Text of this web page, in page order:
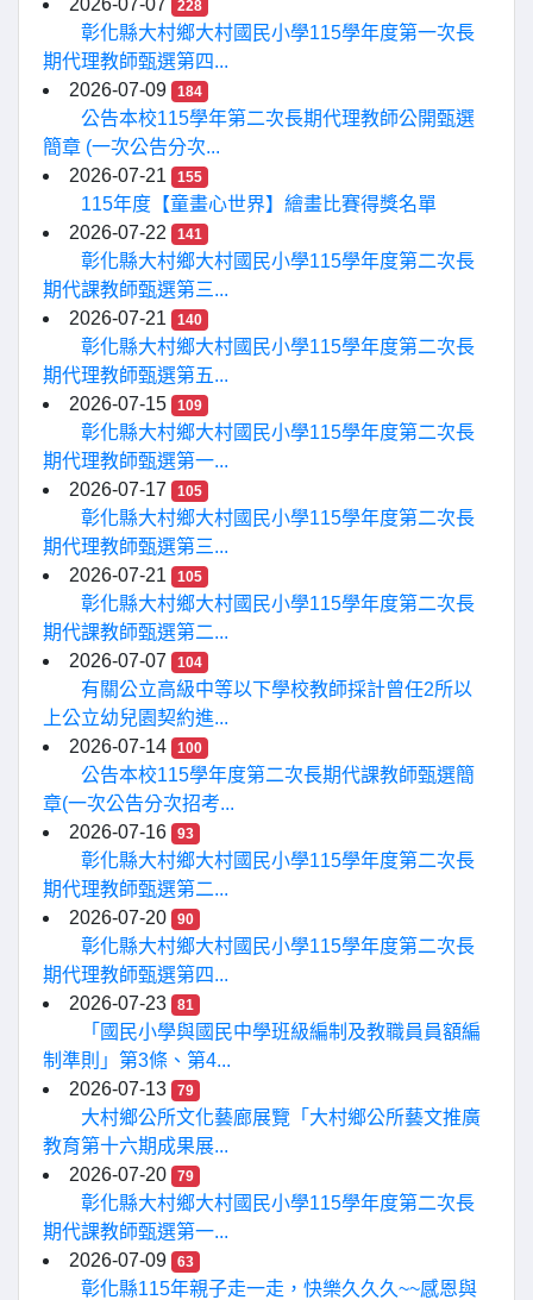
2026-07-07 228
彰化縣大村鄉大村國民小學115學年度第一次長
期代理教師甄選第四...
2026-07-09
184
公告本校115學年第二次長期代理教師公開甄選
簡章 (一次公告分次...
2026-07-21
155
115年度【童畫心世界】繪畫比賽得獎名單
2026-07-22
141
彰化縣大村鄉大村國民小學115學年度第二次長
期代課教師甄選第三...
2026-07-21
140
彰化縣大村鄉大村國民小學115學年度第二次長
期代理教師甄選第五...
2026-07-15
109
彰化縣大村鄉大村國民小學115學年度第二次長
期代理教師甄選第一...
2026-07-17
105
彰化縣大村鄉大村國民小學115學年度第二次長
期代理教師甄選第三...
2026-07-21
105
彰化縣大村鄉大村國民小學115學年度第二次長
期代課教師甄選第二...
2026-07-07
104
有關公立高級中等以下學校教師採計曾任2所以
上公立幼兒園契約進...
2026-07-14
100
公告本校115學年度第二次長期代課教師甄選簡
章(一次公告分次招考...
2026-07-16
93
彰化縣大村鄉大村國民小學115學年度第二次長
期代理教師甄選第二...
2026-07-20
90
彰化縣大村鄉大村國民小學115學年度第二次長
期代理教師甄選第四...
2026-07-23
81
「國民小學與國民中學班級編制及教職員員額編
制準則」第3條、第4...
2026-07-13
79
大村鄉公所文化藝廊展覽「大村鄉公所藝文推廣
教育第十六期成果展...
2026-07-20
79
彰化縣大村鄉大村國民小學115學年度第二次長
期代課教師甄選第一...
2026-07-09
63
彰化縣115年親子走一走，快樂久久久~~感恩與